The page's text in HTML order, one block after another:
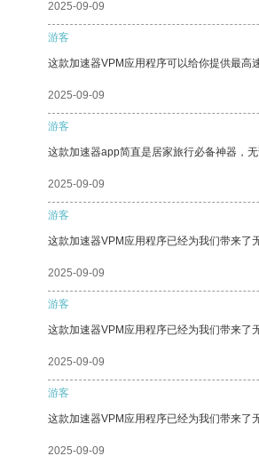
2025-09-09
游客
这款加速器VPM应用程序可以给你提供最高
2025-09-09
游客
这款加速器app简直是居家旅行必备神器，
2025-09-09
游客
这款加速器VPM应用程序已经为我们带来了
2025-09-09
游客
这款加速器VPM应用程序已经为我们带来了
2025-09-09
游客
这款加速器VPM应用程序已经为我们带来了
2025-09-09